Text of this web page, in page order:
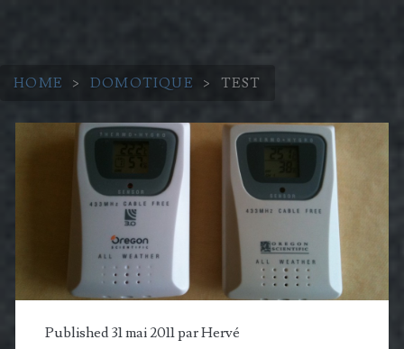
HOME > DOMOTIQUE > TEST
Catégorie :
<span>Test</span>
Published 31 mai 2011 parHervé